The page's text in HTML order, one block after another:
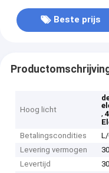
Beste prijs
Hoog licht
,
Betalingscondities
Levering vermogen
Levertijd